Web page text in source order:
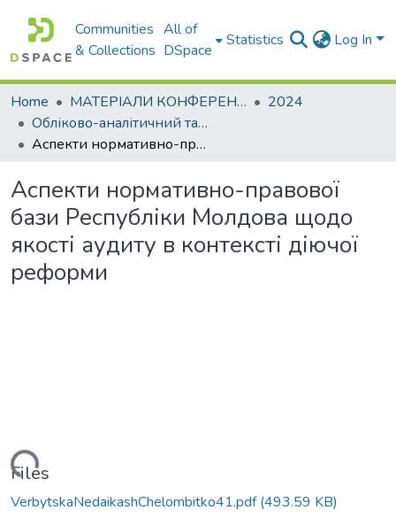
Communities
& Collections
All of
DSpace
Statistics Log In
Home МАТЕРІАЛИ КОНФЕРЕНЦІЙ
2024
Обліково-аналітичний та економіко-фінансовий інструментарій управління сучасним підприємством: міжнародний досвід
Аспекти нормативно-правової бази Республіки Молдова щодо якості аудиту в контексті діючої реформи
Аспекти нормативно-правової
бази Республіки Молдова щодо
якості аудиту в контексті діючої
реформи
Loading...
Files
VerbytskaNedaikashChelombitko41.pdf(493.59 KB)